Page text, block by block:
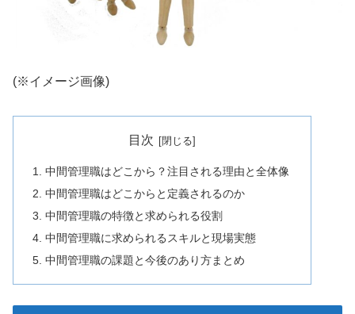
(※イメージ画像)
目次
中間管理職はどこから？注目される理由と全体像
中間管理職はどこからと定義されるのか
中間管理職の特徴と求められる役割
中間管理職に求められるスキルと現場実態
中間管理職の課題と今後のあり方まとめ